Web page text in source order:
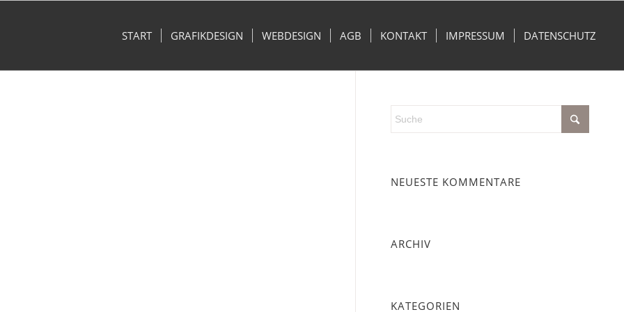
START GRAFIKDESIGN WEBDESIGN AGB KONTAKT IMPRESSUM DATENSCHUTZ
NEUESTE KOMMENTARE
ARCHIV
KATEGORIEN